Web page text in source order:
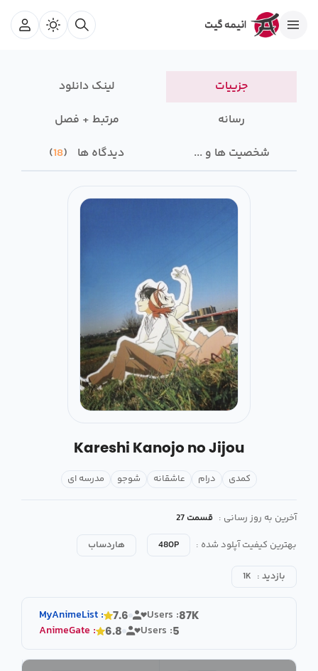
جزییات
لینک دانلود
رسانه‌
مرتبط + فصل
شخصیت ها و ...
دیدگاه ها 18
Kareshi Kanojo no Jijou
کمدی درام عاشقانه شوجو مدرسه ای
آخرین به روز رسانی : قسمت 27
بهترین کیفیت آپلود شده :
480P هاردساب
بازدید : 1K
MyAnimeList : 7.6 Users :87K
AnimeGate : 6.8 Users :5